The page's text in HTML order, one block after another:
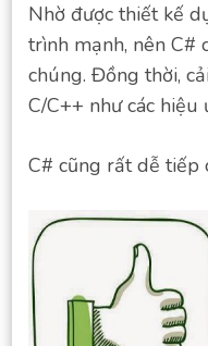
Nhờ được thiết kế
trình mạnh, nên C#
chúng. Đồng thời,
C/C++ như các
C# cũng rất dễ tiếp